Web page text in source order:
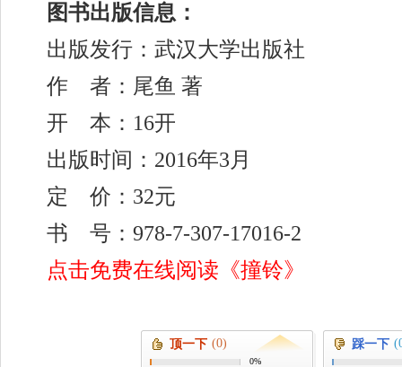
图书出版信息：
出版发行：武汉大学出版社
作 者：尾鱼 著
开 本：16开
出版时间：2016年3月
定 价：32元
书 号：978-7-307-17016-2
点击免费在线阅读《撞铃》
顶一下 (0)
0%
踩一下